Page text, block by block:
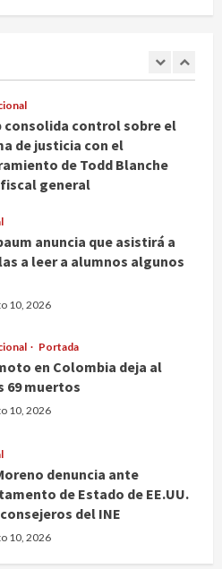
consolida control sobre el
de justicia con el
de Todd Blanche
general
anuncia que asistirá a
a leer a alumnos algunos
10, 2026
Portada
en Colombia deja al
69 muertos
10, 2026
denuncia ante
de Estado de EE.UU.
del INE
10, 2026